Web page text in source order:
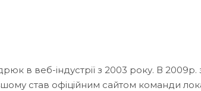
в веб-індустрії з 2003 року. В
став офіційним сайтом команди